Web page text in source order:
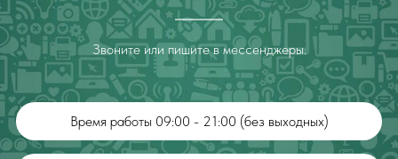
Звоните или пишите в мессенджеры.
Время работы 09:00 - 21:00 (без выходных)